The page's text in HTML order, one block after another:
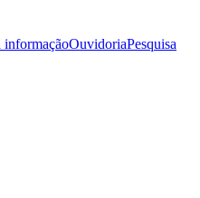
informaçãoOuvidoriaPesquisa